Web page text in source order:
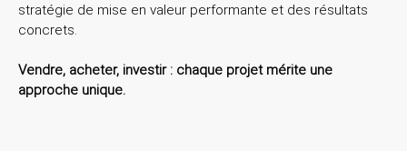
stratégie de mise en valeur performante et des résultats
concrets.
Vendre, acheter, investir : chaque projet mérite une
approche unique.